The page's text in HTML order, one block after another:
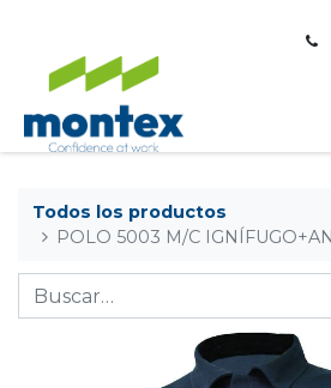
Todos los productos
POLO 5003 M/C